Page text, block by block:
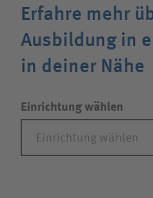
Erfahre mehr
Ausbildung in
in deiner Nähe
Einrichtung wählen